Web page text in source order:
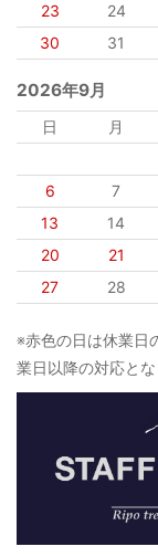
23
24
30
31
2026年9月
日 月
6
7
13
14
20
21
27
28
※赤色の日は休業日
業日以降の対応とな